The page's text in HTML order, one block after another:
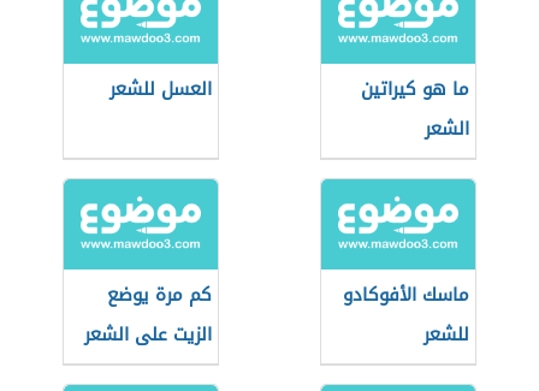
ما هو كيراتين
الشعر
العسل للشعر
ماسك الأفوكادو
للشعر
كم مرة يوضع
الزيت على الشعر
في الأسبوع